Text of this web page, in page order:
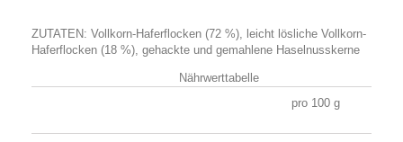
ZUTATEN: Vollkorn-Haferflocken (72 %), leicht lösliche Vollkorn-
Haferflocken (18 %), gehackte und gemahlene Haselnusskerne
Nährwerttabelle
pro 100 g